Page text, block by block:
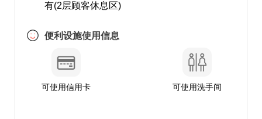
有(2层顾客休息区)
便利设施使用信息
可使用信用卡 可使用洗手间